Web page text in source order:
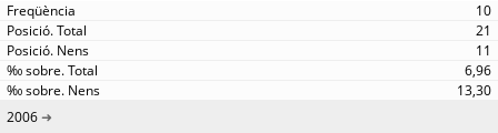
10
21
11
6,96
13,30
2006